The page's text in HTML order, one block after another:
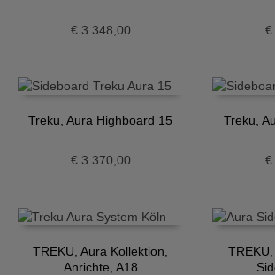
€3.348,00 €
Treku, Aura Highboard 15
€3.370,00
Treku,
€
TREKU, Aura Kollektion,
Anrichte, A18